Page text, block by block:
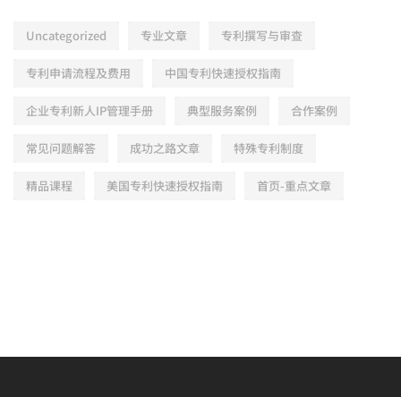
Uncategorized 专业文章 专利撰写与审查
专利申请流程及费用 中国专利快速授权指南
企业专利新人IP管理手册 典型服务案例 合作案例
常见问题解答 成功之路文章 特殊专利制度
精品课程 美国专利快速授权指南 首页-重点文章